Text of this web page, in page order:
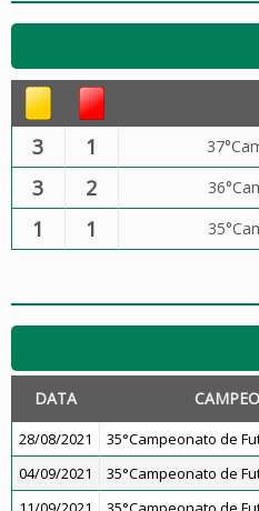
3 1
3 2
1 1
DATA
28/08/2021
35°Campeonato de
04/09/2021
35°Campeonato de